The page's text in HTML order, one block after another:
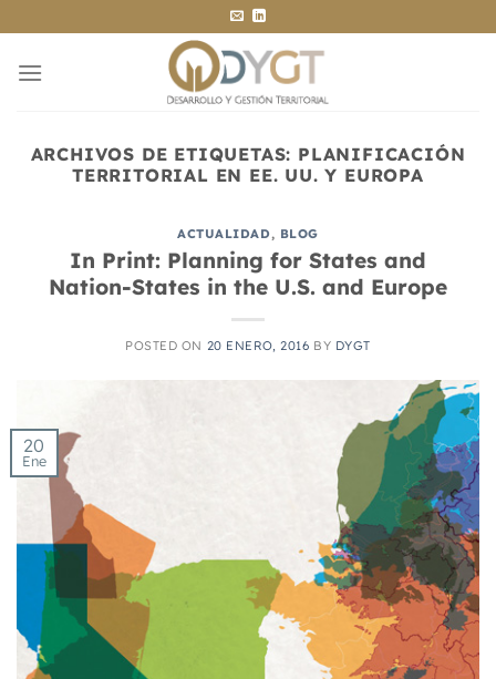
al
contenido
ARCHIVOS DE ETIQUETAS: PLANIFICACIÓN
TERRITORIAL EN EE. UU. Y EUROPA
ACTUALIDAD, BLOG
In Print: Planning for States and
Nation-States in the U.S. and Europe
POSTED ON 20 ENERO, 2016 BY DYGT
20
Ene